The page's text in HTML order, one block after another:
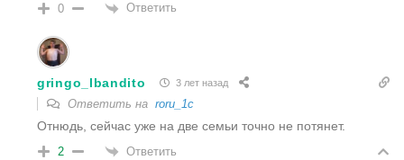
0 Ответить
gringo_lbandito 3 лет назад
Ответить на roru_1c
Отнюдь, сейчас уже на две семьи точно не потянет.
2 Ответить